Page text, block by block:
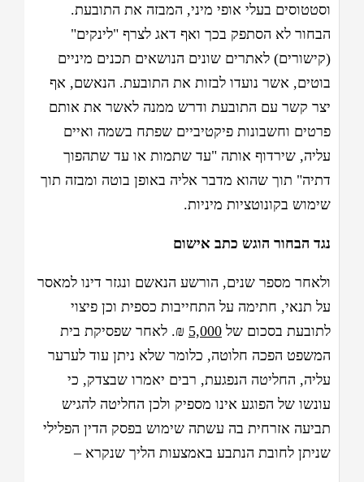
וסטטוסים בעלי אופי מיני, המבזה את התובעת.
הבחור לא הסתפק בכך ואף דאג לצרף "לינקים"
(קישורים) לאתרים שונים הנושאים תכנים מיניים
בוטים, אשר נועדו לבזות את התובעת. הנאשם, אף
יצר קשר עם התובעת ודרש ממנה לאשר את אותם
פרטים וחשבונות פיקטיביים שפתח בשמה ואיים
עליה, שירדוף אותה "עד שתמות או עד שתהפוך
דתיה" תוך שהוא מדבר אליה באופן בוטה ומבזה תוך
שימוש בקונוטציות מיניות.
נגד הבחור הוגש כתב אישום
ולאחר מספר שנים, הורשע הנאשם ונגזר דינו למאסר
על תנאי, חתימה על התחייבות כספית וכן פיצוי
לתובעת בסכום של 5,000 ₪. לאחר שפסיקת בית
המשפט הפכה חלוטה, כלומר שלא ניתן עוד לערער
עליה, החליטה הנפגעת, רבים יאמרו שבצדק, כי
עונשו של הפוגע אינו מספיק ולכן החליטה להגיש
תביעה אזרחית בה עשתה שימוש בפסק הדין הפלילי
שניתן לחובת הנתבע באמצעות הליך שנקרא –